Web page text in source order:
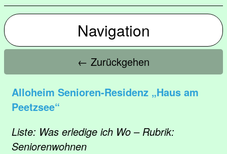
Navigation
← Zurückgehen
Alloheim Senioren-Residenz „Haus am
Peetzsee“
Liste: Was erledige ich Wo – Rubrik:
Seniorenwohnen